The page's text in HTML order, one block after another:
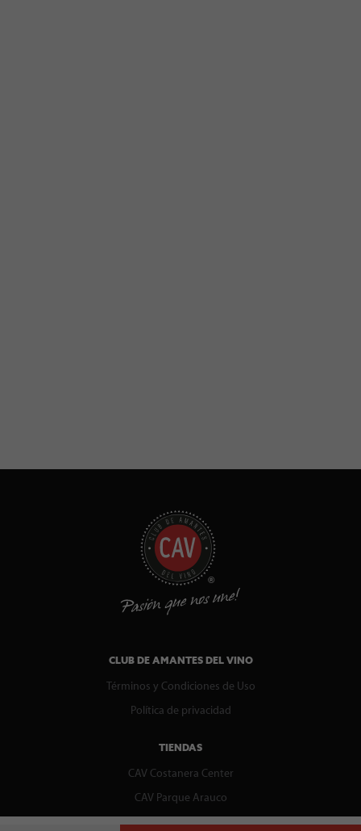
CLUB DE AMANTES DEL VINO
Términos y Condiciones de Uso
Política de privacidad
TIENDAS
CAV Costanera Center
CAV Parque Arauco